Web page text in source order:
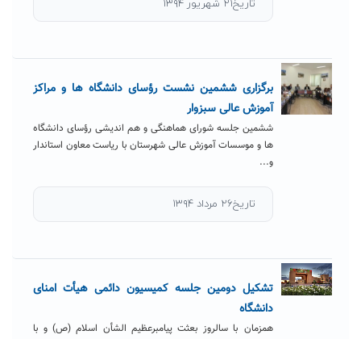
تاریخ۲۱ شهریور ۱۳۹۴
برگزاری ششمین نشست رؤسای دانشگاه ها و مراکز
آموزش عالی سبزوار
ششمین جلسه شورای هماهنگی و هم اندیشی رؤسای دانشگاه
ها و موسسات آموزش عالی شهرستان با ریاست معاون استاندار
و...
تاریخ۲۶ مرداد ۱۳۹۴
تشکیل دومین جلسه کمیسیون دائمی هیأت امنای
دانشگاه
همزمان با سالروز بعثت پيامبرعظيم الشأن اسلام (ص) و با